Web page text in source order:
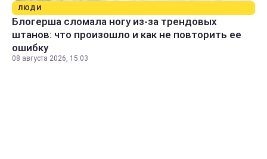
ЛЮДИ
Блогерша сломала ногу из-за трендовых
штанов: что произошло и как не повторить ее
ошибку
08 августа 2026, 15:03